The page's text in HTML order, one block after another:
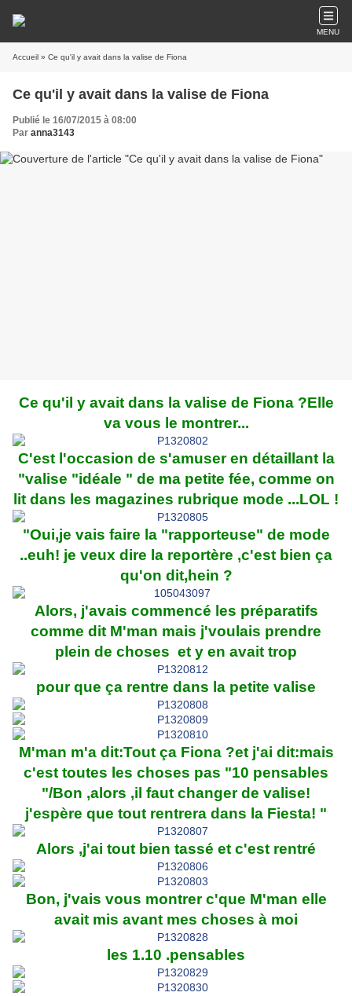
MENU
Accueil » Ce qu'il y avait dans la valise de Fiona
Ce qu'il y avait dans la valise de Fiona
Publié le 16/07/2015 à 08:00
Par anna3143
Ce qu'il y avait dans la valise de Fiona ?Elle
va vous le montrer...
C'est l'occasion de s'amuser en détaillant la
"valise "idéale " de ma petite fée, comme on
lit dans les magazines rubrique mode ...LOL !
"Oui,je vais faire la "rapporteuse" de mode
..euh! je veux dire la reportère ,c'est bien ça
qu'on dit,hein ?
Alors, j'avais commencé les préparatifs
comme dit M'man mais j'voulais prendre
plein de choses et y en avait trop
pour que ça rentre dans la petite valise
M'man m'a dit:Tout ça Fiona ?et j'ai dit:mais
c'est toutes les choses pas "10 pensables
"/Bon ,alors ,il faut changer de valise!
j'espère que tout rentrera dans la Fiesta! "
Alors ,j'ai tout bien tassé et c'est rentré
Bon, j'vais vous montrer c'que M'man elle
avait mis avant mes choses à moi
les 1.10 .pensables